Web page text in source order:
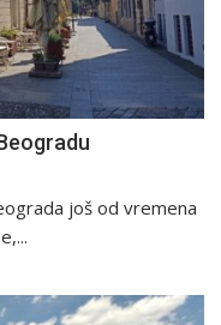
još od vremena